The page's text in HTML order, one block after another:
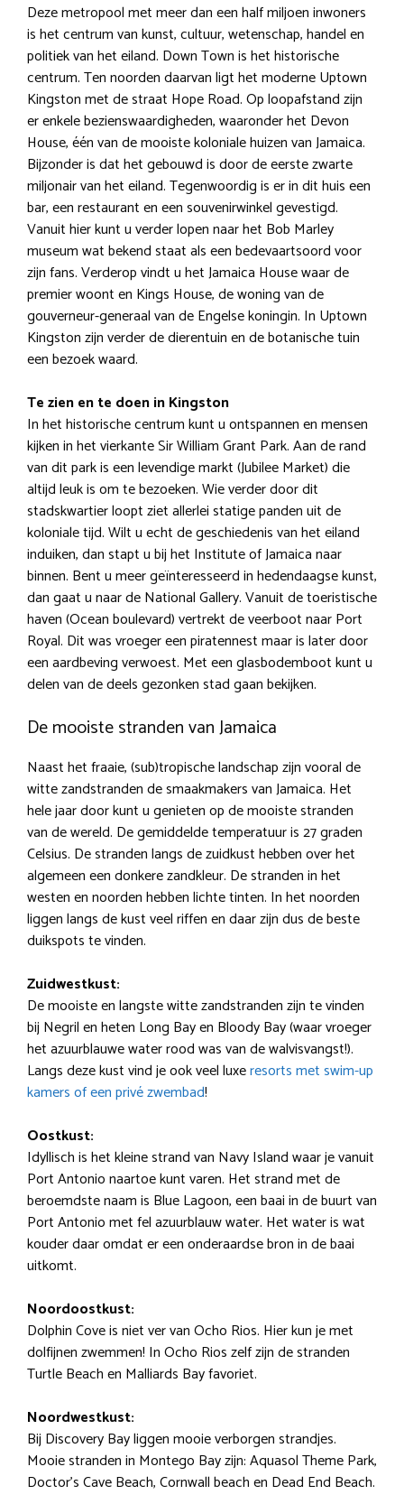
Deze metropool met meer dan een half miljoen inwoners
is het centrum van kunst, cultuur, wetenschap, handel en
politiek van het eiland. Down Town is het historische
centrum. Ten noorden daarvan ligt het moderne Uptown
Kingston met de straat Hope Road. Op loopafstand zijn
er enkele bezienswaardigheden, waaronder het Devon
House, één van de mooiste koloniale huizen van Jamaica.
Bijzonder is dat het gebouwd is door de eerste zwarte
miljonair van het eiland. Tegenwoordig is er in dit huis een
bar, een restaurant en een souvenirwinkel gevestigd.
Vanuit hier kunt u verder lopen naar het Bob Marley
museum wat bekend staat als een bedevaartsoord voor
zijn fans. Verderop vindt u het Jamaica House waar de
premier woont en Kings House, de woning van de
gouverneur-generaal van de Engelse koningin. In Uptown
Kingston zijn verder de dierentuin en de botanische tuin
een bezoek waard.
Te zien en te doen in Kingston
In het historische centrum kunt u ontspannen en mensen
kijken in het vierkante Sir William Grant Park. Aan de rand
van dit park is een levendige markt (Jubilee Market) die
altijd leuk is om te bezoeken. Wie verder door dit
stadskwartier loopt ziet allerlei statige panden uit de
koloniale tijd. Wilt u echt de geschiedenis van het eiland
induiken, dan stapt u bij het Institute of Jamaica naar
binnen. Bent u meer geïnteresseerd in hedendaagse kunst,
dan gaat u naar de National Gallery. Vanuit de toeristische
haven (Ocean boulevard) vertrekt de veerboot naar Port
Royal. Dit was vroeger een piratennest maar is later door
een aardbeving verwoest. Met een glasbodemboot kunt u
delen van de deels gezonken stad gaan bekijken.
De mooiste stranden van Jamaica
Naast het fraaie, (sub)tropische landschap zijn vooral de
witte zandstranden de smaakmakers van Jamaica. Het
hele jaar door kunt u genieten op de mooiste stranden
van de wereld. De gemiddelde temperatuur is 27 graden
Celsius. De stranden langs de zuidkust hebben over het
algemeen een donkere zandkleur. De stranden in het
westen en noorden hebben lichte tinten. In het noorden
liggen langs de kust veel riffen en daar zijn dus de beste
duikspots te vinden.
Zuidwestkust:
De mooiste en langste witte zandstranden zijn te vinden
bij Negril en heten Long Bay en Bloody Bay (waar vroeger
het azuurblauwe water rood was van de walvisvangst!).
Langs deze kust vind je ook veel luxeresorts met swim-up
kamers of een privé zwembad!
Oostkust:
Idyllisch is het kleine strand van Navy Island waar je vanuit
Port Antonio naartoe kunt varen. Het strand met de
beroemdste naam is Blue Lagoon, een baai in de buurt van
Port Antonio met fel azuurblauw water. Het water is wat
kouder daar omdat er een onderaardse bron in de baai
uitkomt.
Noordoostkust:
Dolphin Cove is niet ver van Ocho Rios. Hier kun je met
dolfijnen zwemmen! In Ocho Rios zelf zijn de stranden
Turtle Beach en Malliards Bay favoriet.
Noordwestkust:
Bij Discovery Bay liggen mooie verborgen strandjes.
Mooie stranden in Montego Bay zijn: Aquasol Theme Park,
Doctor’s Cave Beach, Cornwall beach en Dead End Beach.